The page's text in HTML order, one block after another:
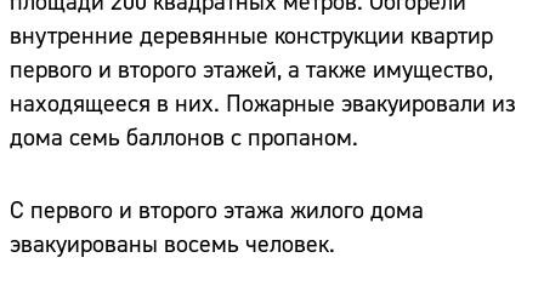
внутренние деревянные конструкции квартир
первого и второго этажей, а также имущество,
находящееся в них. Пожарные эвакуировали из
дома семь баллонов с пропаном.
С первого и второго этажа жилого дома
эвакуированы восемь человек.